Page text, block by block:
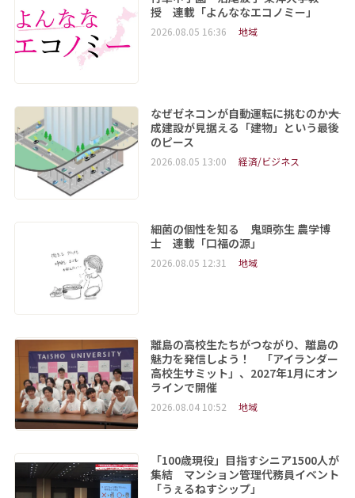
授 連載「よんななエコノミー」
2026.08.05 16:36 地域
なぜゼネコンが自動運転に挑むのか――大
成建設が見据える「建物」という最後
のピース
2026.08.05 13:00 経済/ビジネス
細菌の個性を知る 鬼頭弥生 農学博
士 連載「口福の源」
2026.08.05 12:31 地域
離島の高校生たちがつながり、離島の
魅力を発信しよう！ 「アイランダー
高校生サミット」、2027年1月にオン
ラインで開催
2026.08.04 10:52 地域
「100歳現役」目指すシニア1500人が
集結 マンション管理代務員イベント
「うぇるねすシップ」